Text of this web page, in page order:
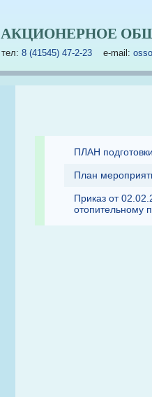
АКЦИОНЕРНОЕ
тел: 8 (41545) 47-2-23e-mail:
ПЛАН
План
Приказ от
отопительному